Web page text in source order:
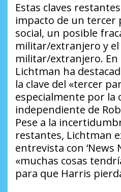
Estas claves
impacto de un tercer
social, un posible
militar/extranjero y el
militar/extranjero. En
Lichtman ha
la clave del «tercer
especialmente por la
independiente de
Pese a la
restantes, Lichtman
entrevista con ‘News
«muchas cosas
para que Harris